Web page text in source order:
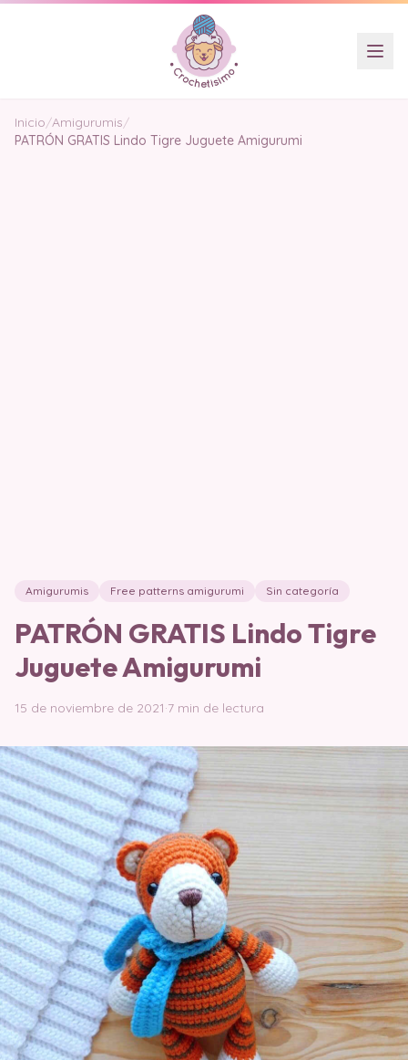
Inicio/Amigurumis/
PATRÓN GRATIS Lindo Tigre Juguete Amigurumi
Amigurumis Free patterns amigurumi Sin categoría
PATRÓN GRATIS Lindo Tigre
Juguete Amigurumi
15 de noviembre de 2021·7 min de lectura